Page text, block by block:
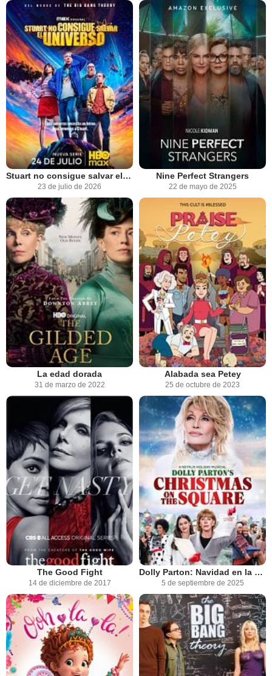
Stuart no consigue salvar el universo
23 de julio de 2026
Nine Perfect Strangers
22 de mayo de 2025
La edad dorada
31 de marzo de 2022
Alabada sea Petey
25 de octubre de 2023
The Good Fight
14 de diciembre de 2017
Dolly Parton: Navidad en la plaza
5 de septiembre de 2025